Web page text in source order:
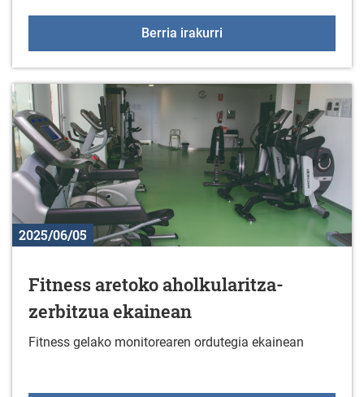
Berria irakurri
2025/06/05
Fitness aretoko aholkularitza-
zerbitzua ekainean
Fitness gelako monitorearen ordutegia ekainean